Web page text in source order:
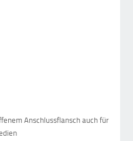
Anschlussflansch auch für